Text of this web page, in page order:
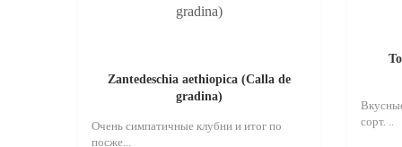
Zantedeschia aethiopica (Calla de
gradina)
Очень симпатичные клубни и итог по
посже...
сорт. ..